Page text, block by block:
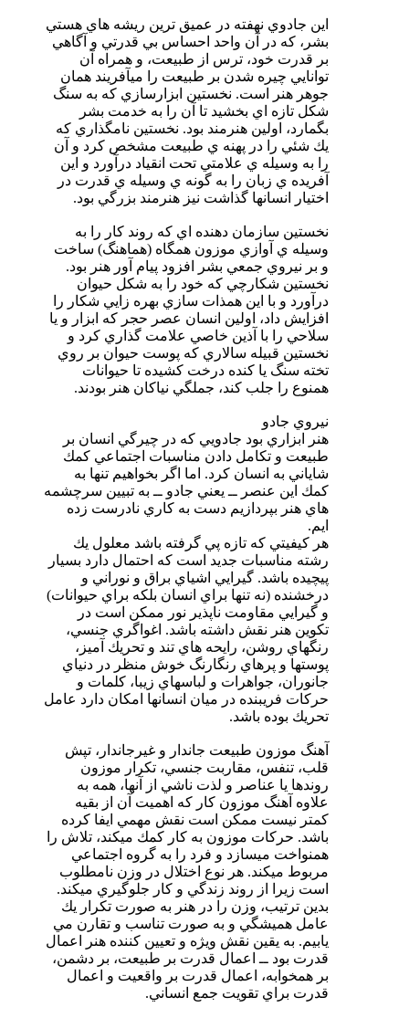
اين جادوي نهفته در عميق ترين ريشه هاي هستي
بشر، كه در آن واحد احساس بي قدرتي و آگاهي
بر قدرت خود، ترس از طبيعت، و همراه آن
توانايي چيره شدن بر طبيعت را ميآفريند همان
جوهر هنر است. نخستين ابزارسازي كه به سنگ
شكل تازه اي بخشيد تا آن را به خدمت بشر
بگمارد، اولين هنرمند بود. نخستين نامگذاري كه
يك شئي را در پهنه ي طبيعت مشخص كرد و آن
را به وسيله ي علامتي تحت انقياد درآورد و اين
آفريده ي زبان را به گونه ي وسيله ي قدرت در
اختيار انسانها گذاشت نيز هنرمند بزرگي بود.
نخستين سازمان دهنده اي كه روند كار را به
وسيله ي آوازي موزون همگاه (هماهنگ) ساخت
و بر نيروي جمعي بشر افزود‌ پيام آور هنر بود.
نخستين شكارچي كه خود را به شكل حيوان
درآورد و با اين همذات سازي بهره زايي شكار را
افزايش داد، اولين انسان عصر حجر كه ابزار و يا
سلاحي را با آذين خاصي علامت گذاري كرد و
نخستين قبيله سالاري كه پوست حيوان بر روي
تخته سنگ يا كنده درخت كشيده تا حيوانات
همنوع را جلب كند، جملگي نياكان هنر بودند.
نيروي جادو
هنر ابزاري بود جادويي كه در چيرگي انسان بر
طبيعت و تكامل دادن مناسبات اجتماعي كمك
شاياني به انسان كرد. اما اگر بخواهيم تنها به
كمك اين عنصر ــ يعني جادو ــ به تبيين سرچشمه
هاي هنر بپردازيم دست به كاري نادرست زده
ايم.
هر كيفيتي كه تازه پي گرفته باشد معلول يك
رشته مناسبات جديد‌ است كه احتمال دارد بسيار
پيچيده باشد. گيرايي اشياي براق و نوراني و
درخشنده (نه تنها براي انسان بلكه براي حيوانات)
و گيرايي مقاومت ناپذير نور ممكن است در
تكوين هنر نقش داشته باشد. اغواگري جنسي،‌
رنگهاي روشن، رايحه هاي تند و تحريك آميز،
پوستها و پرهاي رنگارنگ خوش منظر در دنياي
جانوران، جواهرات و لباسهاي زيبا، كلمات و
حركات فريبنده در ميان انسانها امكان دارد عامل
تحريك بوده باشد.
آهنگ موزون طبيعت جاندار و غيرجاندار، تپش
قلب، تنفس، مقاربت جنسي، تكرار موزون
روندها يا عناصر و لذت ناشي از آنها، همه به
علاوه آهنگ موزون كار كه اهميت آن از بقيه
كمتر نيست ممكن است نقش مهمي ايفا كرده
باشد. حركات موزون به كار كمك ميكند، تلاش را
همنواخت ميسازد و فرد‌ را به گروه اجتماعي
مربوط ميكند. هر نوع اختلال در وزن نامطلوب
است زيرا از روند زندگي و كار جلوگيري ميكند.
بدين ترتيب، وزن را در هنر به صورت تكرار يك
عامل هميشگي و به صورت تناسب و تقارن مي
يابيم. به يقين نقش ويژه و تعيين كننده هنر اعمال
قدرت بود ــ اعمال قدرت بر طبيعت، بر دشمن،
بر همخوابه، اعمال قدرت بر واقعيت و اعمال
قدرت براي تقويت جمع انساني.